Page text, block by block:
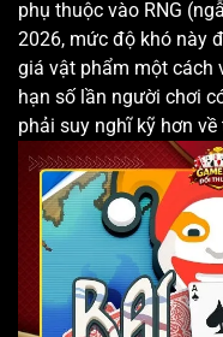
phụ thuộc vào RNG
2026, mức độ khó này
giá vật phẩm một cách
hạn số lần người chơi
phải suy nghĩ kỹ hơn